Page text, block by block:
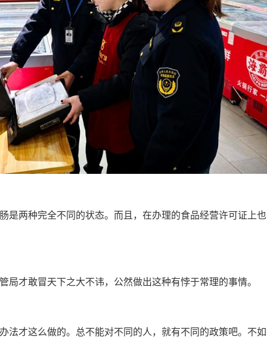
是两种完全不同的状态。而且，在办理的食品经营许可证上也
局才敢冒天下之大不讳，公然做出这种有悖于常理的事情。
法才这么做的。总不能对不同的人，就有不同的政策吧。不如